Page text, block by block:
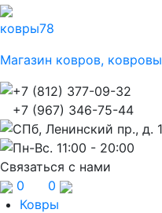
ковры78
Магазин ковров,
+7 (812) 377-09-32
+7 (967) 346-75-44
СПб, Ленинский пр., д.
Пн-Вс. 11:00 - 20:00
Связаться с нами
0
0
Ковры